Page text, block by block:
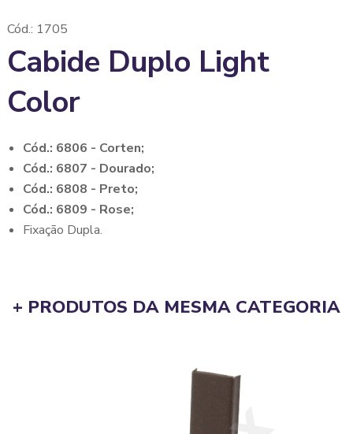
Cód.: 1705
Cabide Duplo Light
Color
Cód.: 6806 - Corten;
Cód.: 6807 - Dourado;
Cód.: 6808 - Preto;
Cód.: 6809 - Rose;
Fixação Dupla.
+ PRODUTOS DA MESMA CATEGORIA